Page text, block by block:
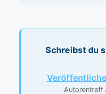
Schreibst du
Autorentreff